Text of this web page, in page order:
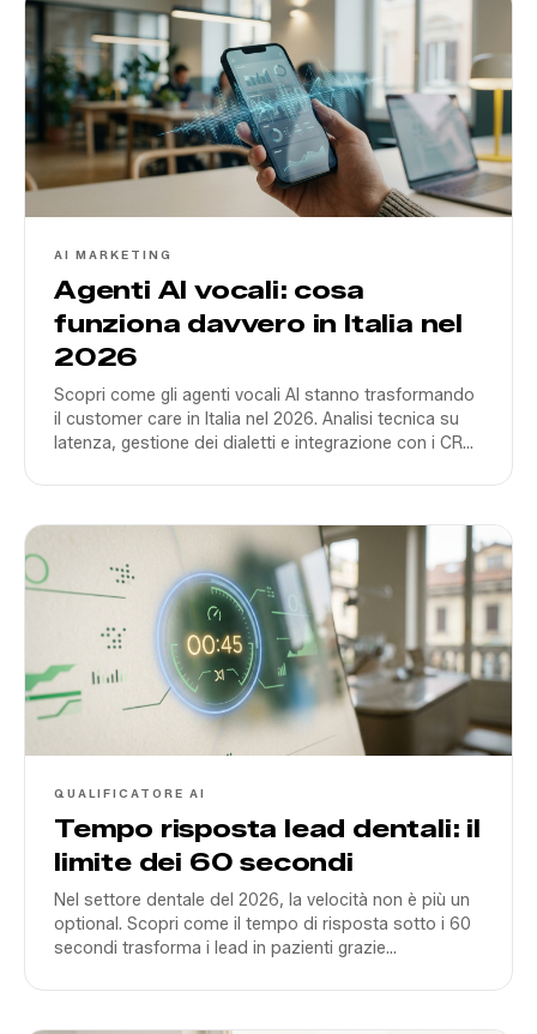
AI MARKETING
Agenti AI vocali: cosa
funziona davvero in Italia nel
2026
Scopri come gli agenti vocali AI stanno trasformando
il customer care in Italia nel 2026. Analisi tecnica su
latenza, gestione dei dialetti e integrazione con i CRM
QUALIFICATORE AI
Tempo risposta lead dentali: il
limite dei 60 secondi
Nel settore dentale del 2026, la velocità non è più un
optional. Scopri come il tempo di risposta sotto i 60
secondi trasforma i lead in pazienti grazie